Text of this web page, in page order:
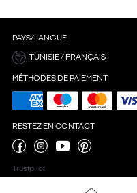
PAYS/LANGUE
TUNISIE / FRANÇAIS
MÉTHODES DE PAIEMENT
RESTEZ EN CONTACT
Trustpilot